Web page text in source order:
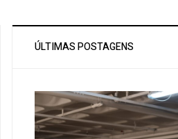
ÚLTIMAS POSTAGENS